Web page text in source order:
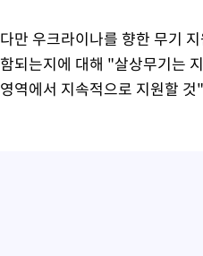
다만 우크라이나를 향한 무기
함되는지에 대해 "살상무기는
영역에서 지속적으로 지원할